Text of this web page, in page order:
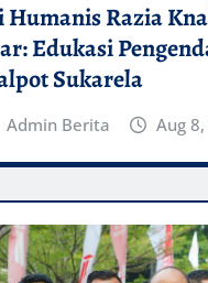
Humanis Razia
Edukasi
Sukarela
Admin Berita Aug